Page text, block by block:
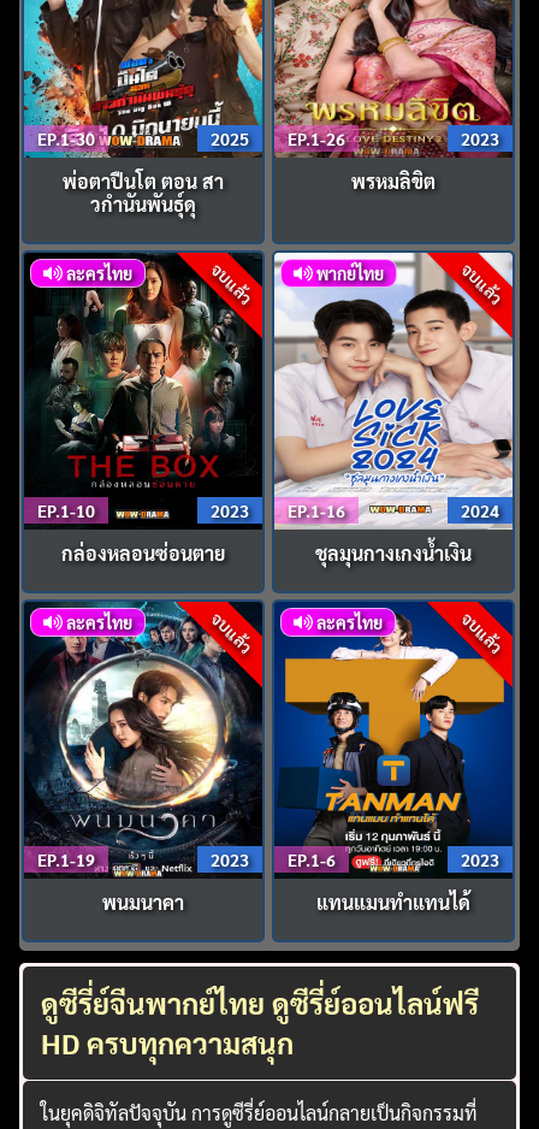
EP.1-30 2025
พ่อตาปืนโต ตอน สา
วกํานันพันธุ์ดุ
EP.1-26 2023
พรหมลิขิต
จบแล้ว
ละครไทย
EP.1-10 2023
กล่องหลอนซ่อนตาย
จบแล้ว
พากย์ไทย
EP.1-16 2024
ชุลมุนกางเกงน้ำเงิน
จบแล้ว
ละครไทย
EP.1-19 2023
พนมนาคา
จบแล้ว
ละครไทย
EP.1-6 2023
แทนแมนทำแทนได้
ดูซีรี่ย์จีนพากย์ไทย ดูซีรี่ย์ออนไลน์ฟรี
HD ครบทุกความสนุก
ในยุคดิจิทัลปัจจุบัน การดูซีรี่ย์ออนไลน์กลายเป็นกิจกรรมที่